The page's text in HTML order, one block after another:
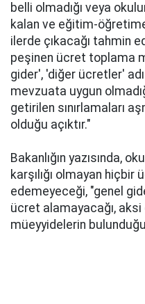
belli olmadığı veya
kalan ve eğitim-
ilerde çıkacağı tahmin
peşinen ücret toplama
gider', 'diğer ücretler' adı
mevzuata uygun
getirilen sınırlamaları
olduğu açıktır."
Bakanlığın yazısında,
karşılığı olmayan
edemeyeceği, "genel
ücret alamayacağı,
müeyyidelerin bulunduğu